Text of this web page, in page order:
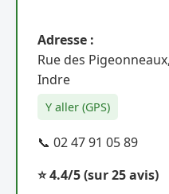
Adresse :
Rue des
Indre
Y aller (GPS)
📞 02 47 91 05 89
⭐ 4.4/5(sur 25 avis)